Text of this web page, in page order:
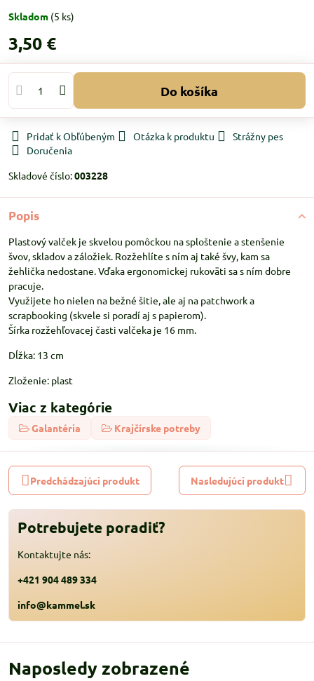
Skladom (5 ks)
3,50 €
Do košíka
Pridať k Obľúbeným Otázka k produktu
Strážny pes
Doručenia
Skladové číslo:003228
Popis
Plastový valček je skvelou pomôckou na sploštenie a stenšenie
švov, skladov a záložiek. Rozžehlíte s ním aj také švy, kam sa
žehlička nedostane. Vďaka ergonomickej rukoväti sa s ním dobre
pracuje.
Využijete ho nielen na bežné šitie, ale aj na patchwork a
scrapbooking (skvele si poradí aj s papierom).
Šírka rozžehľovacej časti valčeka je 16 mm.
Dĺžka: 13 cm
Zloženie: plast
Viac z kategórie
Galantéria Krajčírske potreby
Predchádzajúci produkt Nasledujúci produkt
Potrebujete poradiť?
Kontaktujte nás:
+421 904 489 334
info@kammel.sk
Naposledy zobrazené